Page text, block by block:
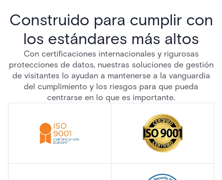
Construido para cumplir con
los estándares más altos
Con certificaciones internacionales y rigurosas
protecciones de datos, nuestras soluciones de gestión
de visitantes lo ayudan a mantenerse a la vanguardia
del cumplimiento y los riesgos para que pueda
centrarse en lo que es importante.